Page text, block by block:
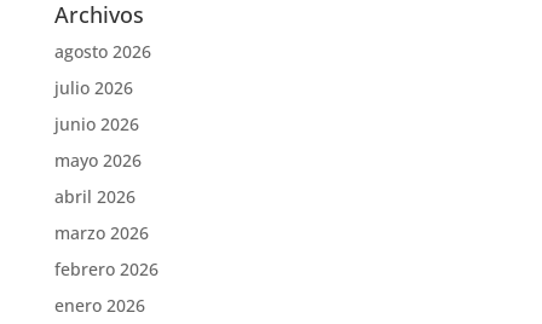
Archivos
agosto 2026
julio 2026
junio 2026
mayo 2026
abril 2026
marzo 2026
febrero 2026
enero 2026